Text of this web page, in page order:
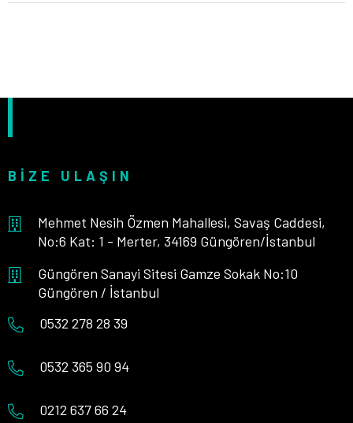
BIZE ULAŞIN
Mehmet Nesih Özmen Mahallesi, Savaş Caddesi,
No:6 Kat: 1 - Merter, 34169 Güngören/İstanbul
Güngören Sanayi Sitesi Gamze Sokak No:10
Güngören / İstanbul
0532 278 28 39
0532 365 90 94
0212 637 66 24